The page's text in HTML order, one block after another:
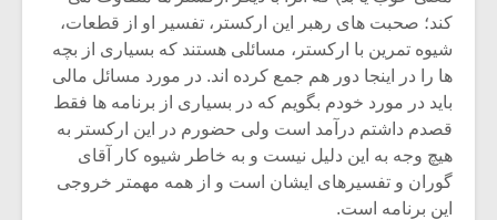
کند؛ صحبت های رهبر این ارکستر، تفسیر او از قطعات،
شیوه تمرین با ارکستر، مسائلی هستند که بسیاری از بچه
ها را در اینجا دور هم جمع کرده اند. در مورد مسائل مالی
باید در مورد خودم بگویم که در بسیاری از برنامه ها فقط
قصدم داشتم درآمد است ولی حضورم در این ارکستر به
هیچ وجه به این دلیل نیست و به خاطر شیوه کار آقای
گوران و تفسیرهای ایشان است و از همه مهمتر خروجی
این برنامه است.